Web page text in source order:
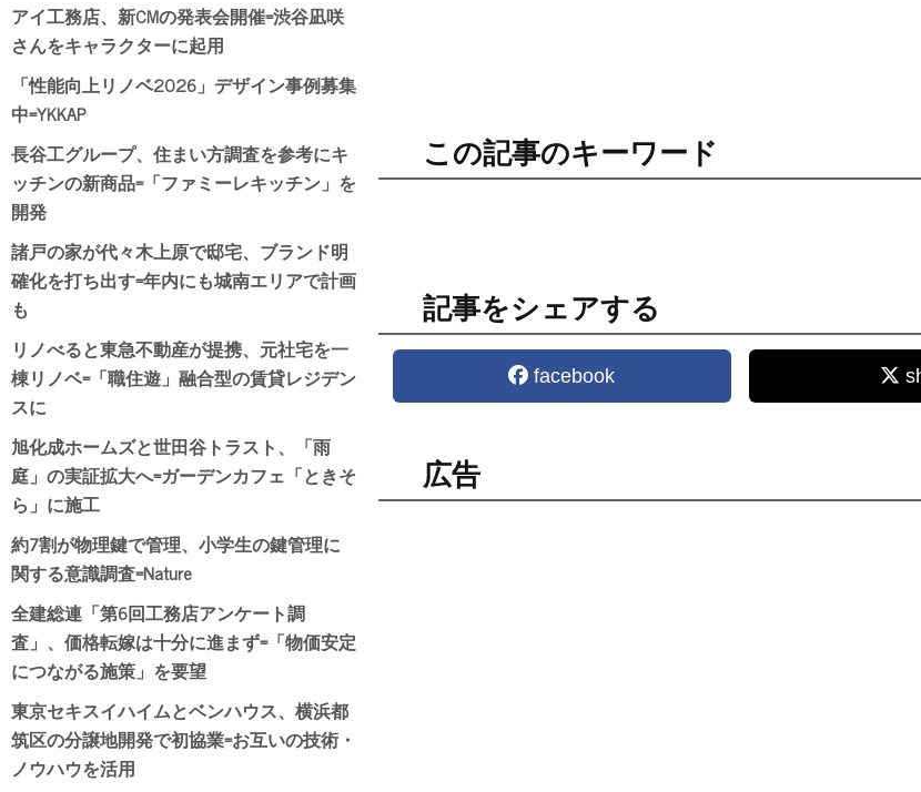
この記事のキーワード
記事をシェアする
facebook
広告
アイ工務店、新CMの発表会開催=渋谷凪咲
さんをキャラクターに起用
「性能向上リノベ2026」デザイン事例募集
中=YKKAP
長谷工グループ、住まい方調査を参考にキ
ッチンの新商品=「ファミーレキッチン」を
開発
諸戸の家が代々木上原で邸宅、ブランド明
確化を打ち出す=年内にも城南エリアで計画
も
リノべると東急不動産が提携、元社宅を一
棟リノベ=「職住遊」融合型の賃貸レジデン
スに
旭化成ホームズと世田谷トラスト、「雨
庭」の実証拡大へ=ガーデンカフェ「ときそ
ら」に施工
約7割が物理鍵で管理、小学生の鍵管理に
関する意識調査=Nature
全建総連「第6回工務店アンケート調
査」、価格転嫁は十分に進まず=「物価安定
につながる施策」を要望
東京セキスイハイムとベンハウス、横浜都
筑区の分譲地開発で初協業=お互いの技術・
ノウハウを活用